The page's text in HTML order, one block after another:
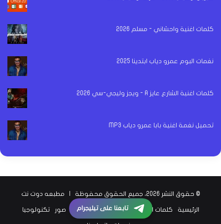
كلمات اغنية واحشاني - مسلم 2026
نغمات البوم عمرو دياب ابتدينا 2025
كلمات اغنية الشارع عايز A - ويجز وليجي-سي 2026
تحميل نغمة اغنية بابا عمرو دياب MP3
© حقوق النشر 2026، جميع الحقوق محفوظة | مطبعه دوت نت
الرئيسية كلمات اغاني اخبار الفن اخبار الرياضة صور تكنولوجيا تابعنا على تيليجرام